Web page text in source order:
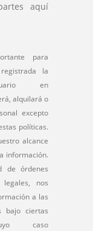
aquí
para
la
en
alquilará o
excepto
políticas.
alcance
información.
de órdenes
nos
a las
bajo ciertas
caso